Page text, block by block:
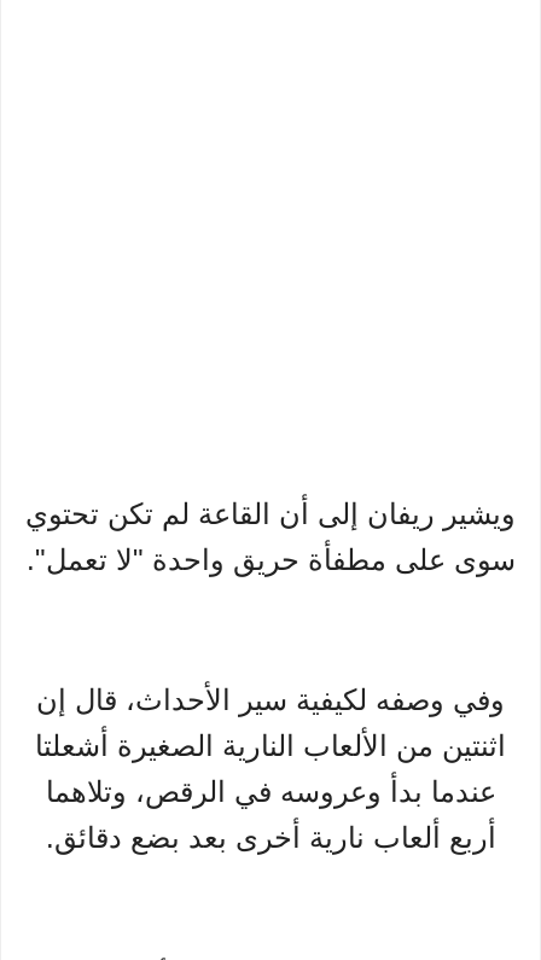
ويشير ريفان إلى أن القاعة لم تكن تحتوي
سوى على مطفأة حريق واحدة "لا تعمل".
وفي وصفه لكيفية سير الأحداث، قال إن
اثنتين من الألعاب النارية الصغيرة أشعلتا
عندما بدأ وعروسه في الرقص، وتلاهما
أربع ألعاب نارية أخرى بعد بضع دقائق.